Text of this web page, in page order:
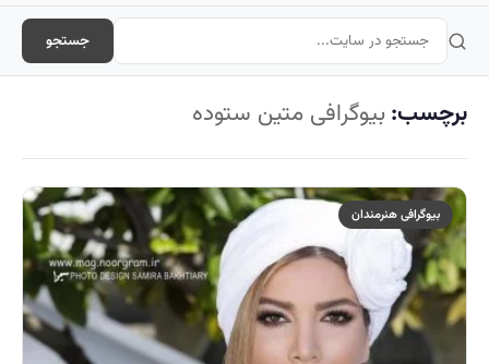
جستجو
برچسب: بیوگرافی متین ستوده
بیوگرافی هنرمندان